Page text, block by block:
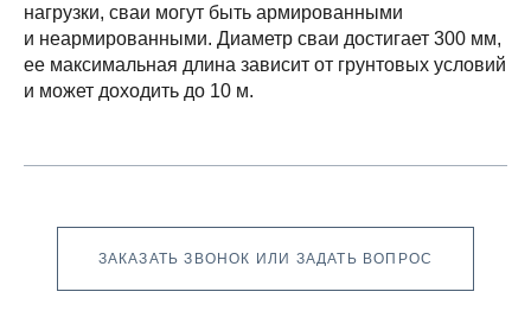
нагрузки, сваи могут быть армированными
и неармированными. Диаметр сваи достигает 300 мм,
ее максимальная длина зависит от грунтовых условий
и может доходить до 10 м.
ЗАКАЗАТЬ ЗВОНОК ИЛИ ЗАДАТЬ ВОПРОС